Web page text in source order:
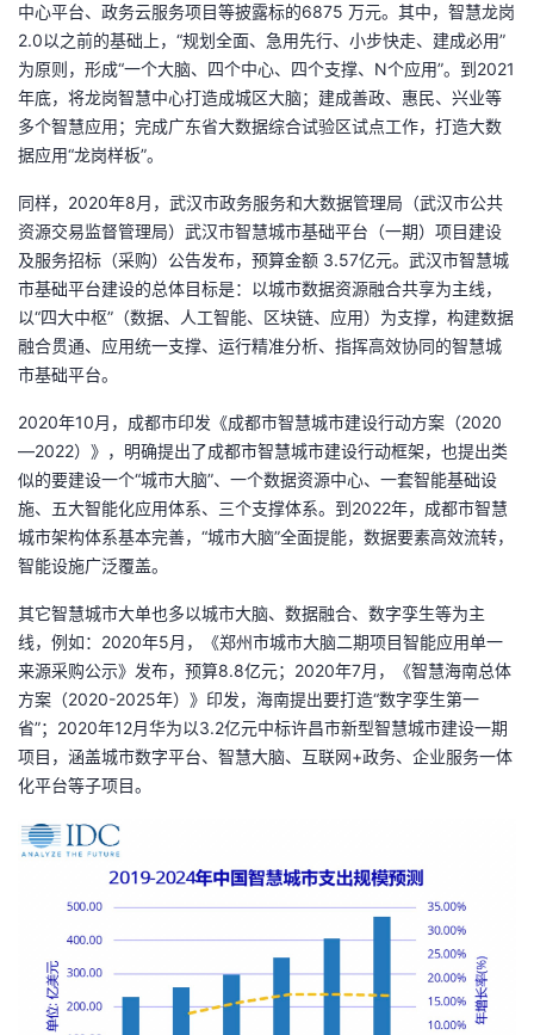
中心平台、政务云服务项目等披露标的6875 万元。其中，智慧龙岗
2.0以之前的基础上，“规划全面、急用先行、小步快走、建成必用”
为原则，形成“一个大脑、四个中心、四个支撑、N个应用”。到2021
年底，将龙岗智慧中心打造成城区大脑；建成善政、惠民、兴业等
多个智慧应用；完成广东省大数据综合试验区试点工作，打造大数
据应用“龙岗样板”。
同样，2020年8月，武汉市政务服务和大数据管理局（武汉市公共
资源交易监督管理局）武汉市智慧城市基础平台（一期）项目建设
及服务招标（采购）公告发布，预算金额 3.57亿元。武汉市智慧城
市基础平台建设的总体目标是：以城市数据资源融合共享为主线，
以“四大中枢”（数据、人工智能、区块链、应用）为支撑，构建数据
融合贯通、应用统一支撑、运行精准分析、指挥高效协同的智慧城
市基础平台。
2020年10月，成都市印发《成都市智慧城市建设行动方案（2020
—2022）》，明确提出了成都市智慧城市建设行动框架，也提出类
似的要建设一个“城市大脑”、一个数据资源中心、一套智能基础设
施、五大智能化应用体系、三个支撑体系。到2022年，成都市智慧
城市架构体系基本完善，“城市大脑”全面提能，数据要素高效流转，
智能设施广泛覆盖。
其它智慧城市大单也多以城市大脑、数据融合、数字孪生等为主
线，例如：2020年5月，《郑州市城市大脑二期项目智能应用单一
来源采购公示》发布，预算8.8亿元；2020年7月，《智慧海南总体
方案（2020-2025年）》印发，海南提出要打造“数字孪生第一
省”；2020年12月华为以3.2亿元中标许昌市新型智慧城市建设一期
项目，涵盖城市数字平台、智慧大脑、互联网+政务、企业服务一体
化平台等子项目。